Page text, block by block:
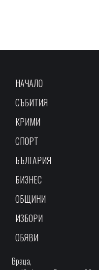
НАЧАЛО
СЪБИТИЯ
КРИМИ
СПОРТ
БЪЛГАРИЯ
БИЗНЕС
ОБЩИНИ
ИЗБОРИ
ОБЯВИ
Враца,